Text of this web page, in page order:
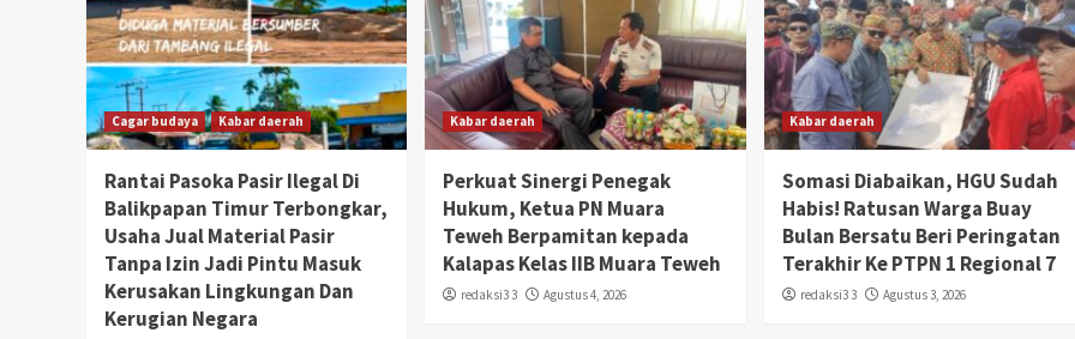
Cagar budaya Kabar daerah
Rantai Pasoka Pasir Ilegal Di
Balikpapan Timur Terbongkar,
Usaha Jual Material Pasir
Tanpa Izin Jadi Pintu Masuk
Kerusakan Lingkungan Dan
Kerugian Negara
Kabar daerah
Perkuat Sinergi Penegak
Hukum, Ketua PN Muara
Teweh Berpamitan kepada
Kalapas Kelas IIB Muara Teweh
redaksi3 3 Agustus 4, 2026
Kabar daerah
Somasi Diabaikan, HGU Sudah
Habis! Ratusan Warga Buay
Bulan Bersatu Beri Peringatan
Terakhir Ke PTPN 1 Regional 7
redaksi3 3 Agustus 3, 2026